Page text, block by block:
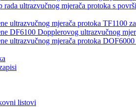
rada ultrazvučnog mjerača protoka s
ultrazvučnog mjerača protoka TF1100
DF6100 Dopplerovog ultrazvučnog
ultrazvučnog mjerača protoka
listovi